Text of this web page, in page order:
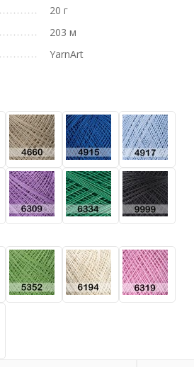
20 г
203 м
YarnArt